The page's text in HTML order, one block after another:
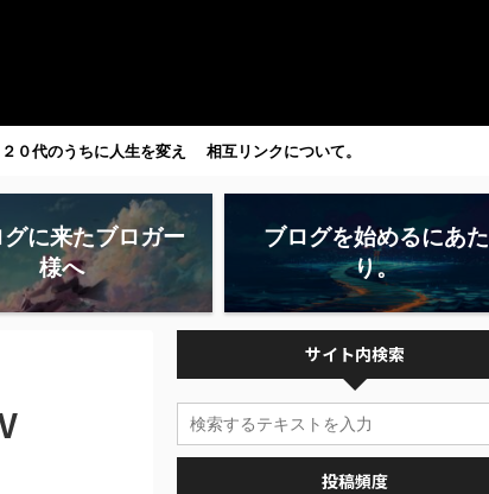
２０代のうちに人生を変え
たい人へ。
相互リンクについて。
に来たブロガー
様へ
ブログを始めるにあた
り。
サイト内検索
投稿頻度